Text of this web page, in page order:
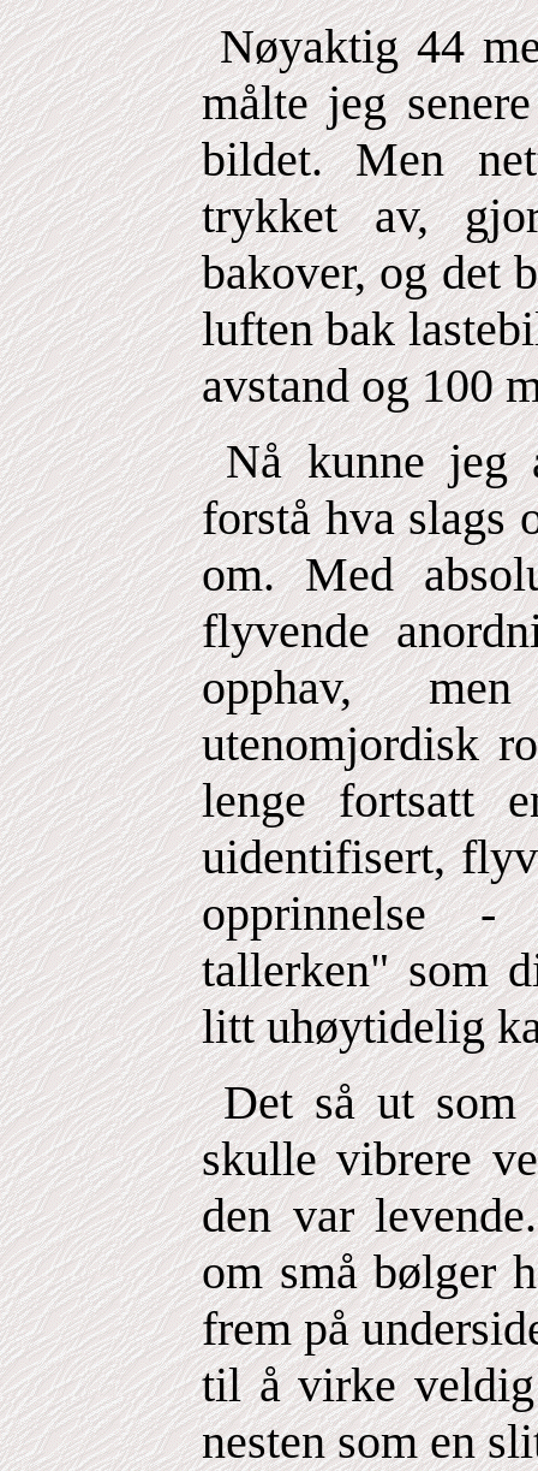
Nøyaktig 44
målte jeg
bildet. Men
trykket av,
bakover, og det
luften bak
avstand og 100
Nå kunne jeg
forstå hva slags
om. Med
flyvende
opphav,
utenomjordisk
lenge fortsatt
uidentifisert,
opprinnelse
tallerken" som
litt uhøytidelig
Det så ut som
skulle vibrere
den var
om små bølger
frem på
til å virke
nesten som en